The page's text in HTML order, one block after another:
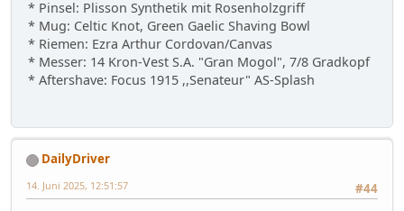
* Pinsel: Plisson Synthetik mit Rosenholzgriff
* Mug: Celtic Knot, Green Gaelic Shaving Bowl
* Riemen: Ezra Arthur Cordovan/Canvas
* Messer: 14 Kron-Vest S.A. "Gran Mogol", 7/8 Gradkopf
* Aftershave: Focus 1915 ,,Senateur" AS-Splash
DailyDriver
#44
14. Juni 2025, 12:51:57